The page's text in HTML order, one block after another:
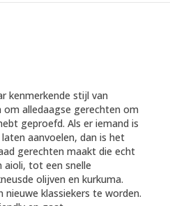
kenmerkende stijl van
alledaagse gerechten om
geproefd. Als er iemand is
aanvoelen, dan is het
gerechten maakt die echt
aioli, tot een snelle
olijven en kurkuma.
klassiekers te worden.